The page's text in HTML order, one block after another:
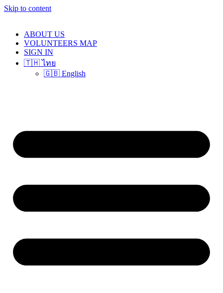
Skip to content
ABOUT US
VOLUNTEERS MAP
SIGN IN
🇹🇭 ไทย
🇬🇧 English